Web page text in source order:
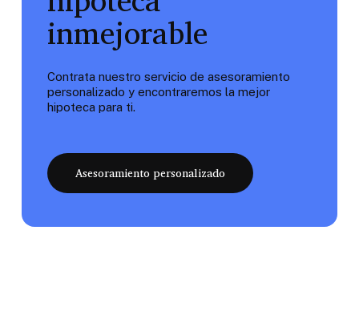
inmejorable
Contrata nuestro servicio de asesoramiento
personalizado y encontraremos la mejor
hipoteca para ti.
Asesoramiento personalizado